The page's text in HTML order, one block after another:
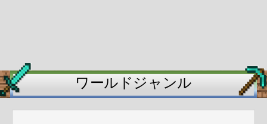
ワールドジャンル